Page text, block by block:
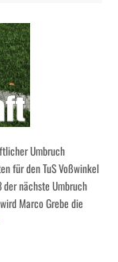
Umbruch
für den TuS Voßwinkel
nächste Umbruch
Marco Grebe die